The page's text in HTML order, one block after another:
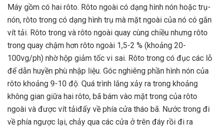
Máy gồm có hai rôto. Rôto ngoài có dạng hình nón hoặc trụ-
nón, rôto trong có dạng hình trụ mà mặt ngoài của nó có gắn
vít tải. Rôto trong và rôto ngoài quay cùng chiều nhưng rôto
trong quay chậm hơn rôto ngoài 1,5-2 % (khoảng 20-
100vg/ph) nhờ hộp giảm tốc vi sai. Rôto trong có đục các lỗ
để dẫn huyền phù nhập liệu. Góc nghiêng phần hình nón của
rôto khoảng 9-10 độ. Quá trình lắng xảy ra trong khoảng
không gian giữa hai rôto, bã bám vào mặt trong của rôto
ngoài và được vít tảiđẩy về phía cửa tháo bã. Nước trong đi
về phía ngược lại, chảy qua các cửa ở trên đáy rồi đi ra